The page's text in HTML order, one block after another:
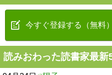
今すぐ登録する（無料）
読みおわった読書家最新